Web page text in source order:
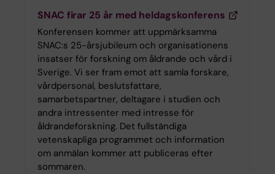
SNAC firar 25 år med heldagskonferens
Konferensen kommer att uppmärksamma
SNAC:s 25-årsjubileum och organisationens
insatser för forskning om åldrande och vård i
Sverige. Vi ser fram emot att samla forskare,
vårdpersonal, beslutsfattare,
samarbetspartner, deltagare i studien och
andra intressenter med intresse för
åldrandeforskning. Det fullständiga
vetenskapliga programmet och information
om anmälan kommer att publiceras efter
sommaren.